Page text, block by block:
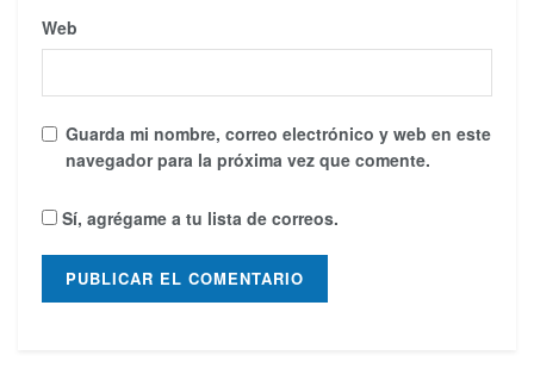
Web
Guarda mi nombre, correo electrónico y web en este
navegador para la próxima vez que comente.
Sí, agrégame a tu lista de correos.